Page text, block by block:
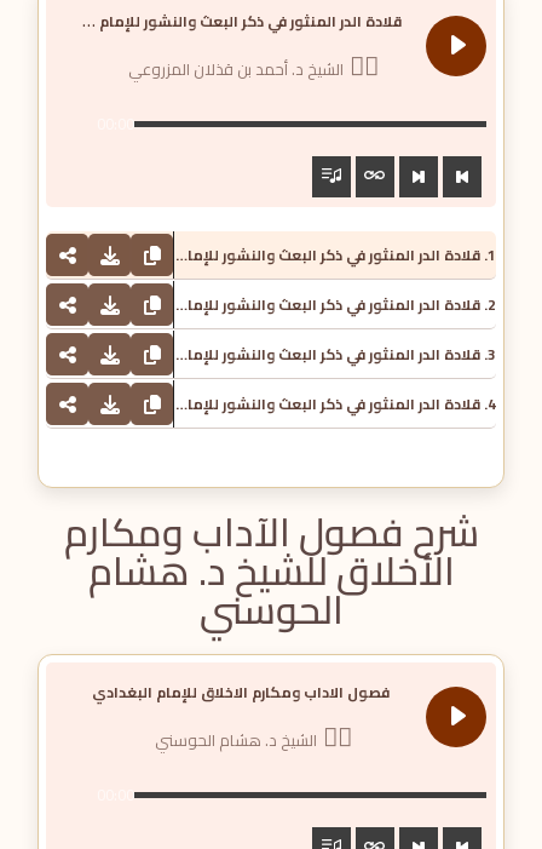
ق
لادة الدر المنثور في ذكر البعث والنشور للإمام الديريني
الشيخ د. أحمد بن قذلان المزروعي
00:00
1. قلادة الدر المنثور في ذكر البعث والنشور للإمام الديريني - الشيخ د. أحمد بن قذلان المزروعي
2. قلادة الدر المنثور في ذكر البعث والنشور للإمام الديريني - الشيخ د. أحمد بن قذلان المزروعي
3. قلادة الدر المنثور في ذكر البعث والنشور للإمام الديريني - الشيخ د. أحمد بن قذلان المزروعي
4. قلادة الدر المنثور في ذكر البعث والنشور للإمام الديريني - الشيخ د. أحمد بن قذلان المزروعي
شرح فصول الآداب ومكارم
الأخلاق للشيخ د. هشام
الحوسني
فصول الاداب ومكارم الاخلاق للإمام البغدادي
الشيخ د. هشام الحوسني
00:00